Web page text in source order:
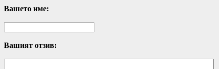
Вашето име:
Вашият отзив: